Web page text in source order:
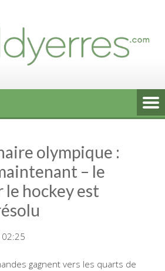
olympique :
– le
hockey est
gagnent vers les quarts de